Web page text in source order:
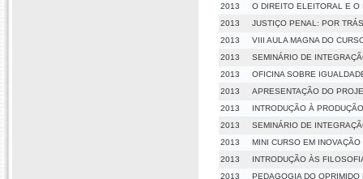
2013
O DIREITO ELEITORAL E O
2013
JUSTIÇO PENAL: POR
2013
VIII AULA MAGNA DO
2013
SEMINÁRIO DE
2013
OFICINA SOBRE
2013
APRESENTAÇÃO DO
2013
INTRODUÇÃO À
2013
SEMINÁRIO DE
2013
MINI CURSO EM
2013
INTRODUÇÃO ÀS
2013
PEDAGOGIA DO